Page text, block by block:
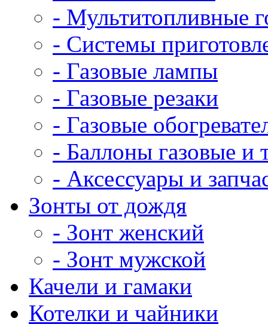
- Мультитопливные
- Системы
- Газовые лампы
- Газовые резаки
- Газовые
- Баллоны газовые и
- Аксессуары и
Зонты от дождя
- Зонт женский
- Зонт мужской
Качели и гамаки
Котелки и чайники